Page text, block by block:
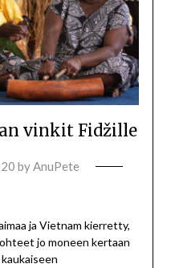
vinkit Fidžille
byAnuPete
ja Vietnam kierretty,
jo moneen kertaan